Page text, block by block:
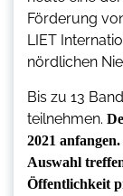
Förderung
LIET
nördlichen
Bis zu 13
teilnehmen.
2021
Auswahl
Öffentlichkeit